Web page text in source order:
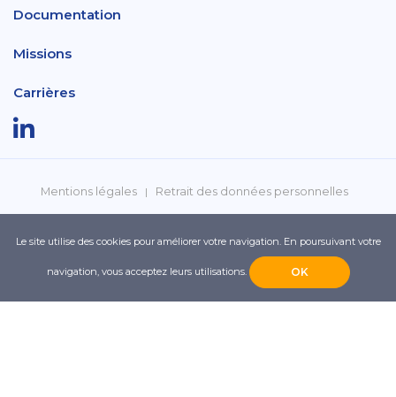
Documentation
Missions
Carrières
Mentions légales Retrait des données personnelles
Le site utilise des cookies pour améliorer votre navigation. En poursuivant votre
navigation, vous acceptez leurs utilisations. OK